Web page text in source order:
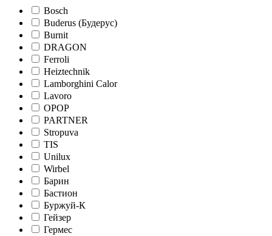
Bosch
Buderus (Будерус)
Burnit
DRAGON
Ferroli
Heiztechnik
Lamborghini Calor
Lavoro
OPOP
PARTNER
Stropuva
TIS
Unilux
Wirbel
Барин
Бастион
Буржуй-К
Гейзер
Гермес